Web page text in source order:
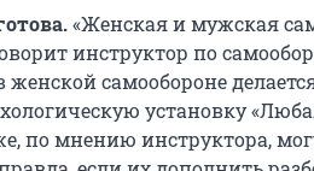
«Женская и мужская
инструктор по
женской самообороне
установку
по мнению инструктора,